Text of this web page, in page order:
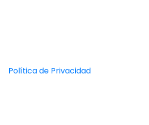
Política de Privacidad